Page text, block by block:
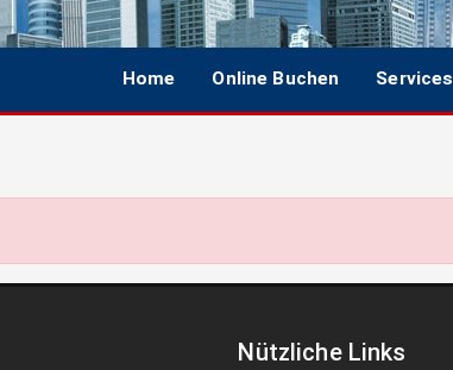
Home Online Buchen Services
Nützliche Links